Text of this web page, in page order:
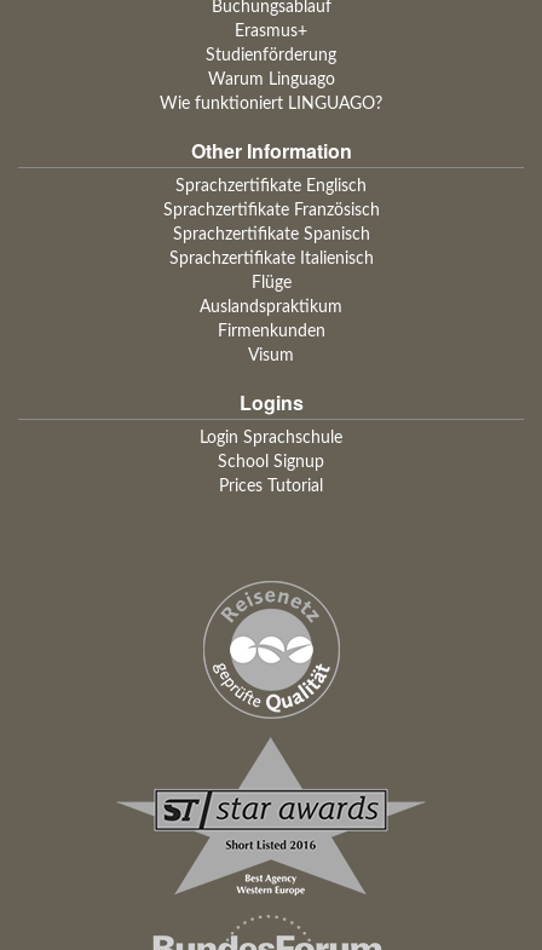
Buchungsablauf
Erasmus+
Studienförderung
Warum Linguago
Wie funktioniert LINGUAGO?
Other Information
Sprachzertifikate Englisch
Sprachzertifikate Französisch
Sprachzertifikate Spanisch
Sprachzertifikate Italienisch
Flüge
Auslandspraktikum
Firmenkunden
Visum
Logins
Login Sprachschule
School Signup
Prices Tutorial